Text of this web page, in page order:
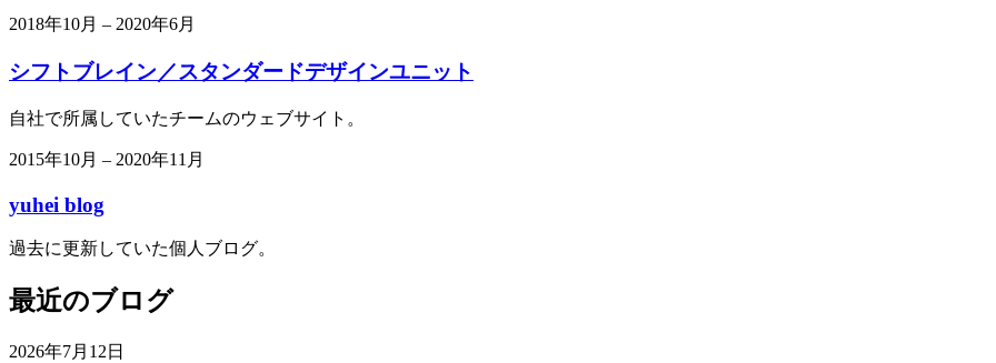
2018年10月 – 2020年6月
シフトブレイン／スタンダードデザインユニット
自社で所属していたチームのウェブサイト。
2015年10月 – 2020年11月
yuhei blog
過去に更新していた個人ブログ。
最近のブログ
2026年7月12日